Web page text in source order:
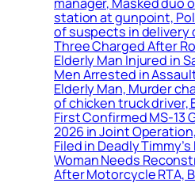
station at gunpoint,
of suspects in delivery
Three Charged After
Elderly Man Injured in
Men Arrested in
Elderly Man, Murder
of chicken truck driver,
First Confirmed MS-13
2026 in Joint
Filed in Deadly
Woman Needs
After Motorcycle RTA,